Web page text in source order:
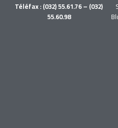
Téléfax : (032) 55.61.76 – (032)
55.60.98